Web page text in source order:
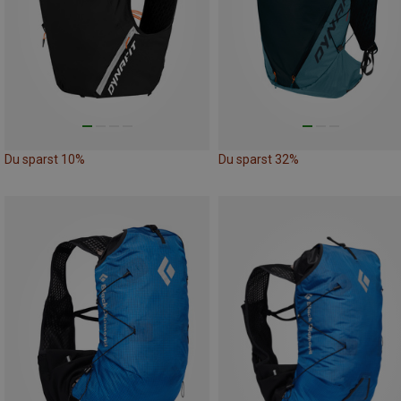
Du sparst 10% Du sparst 32%